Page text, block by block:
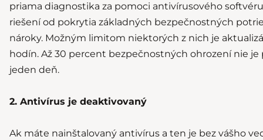
priama diagnostika za pomoci antivírusového
riešení od pokrytia základných bezpečnostných
nároky. Možným limitom niektorých z nich je
hodín. Až 30 percent bezpečnostných ohrození nie
jeden deň.
2. Antivírus je deaktivovaný
Ak máte nainštalovaný antivírus a ten je bez vášho